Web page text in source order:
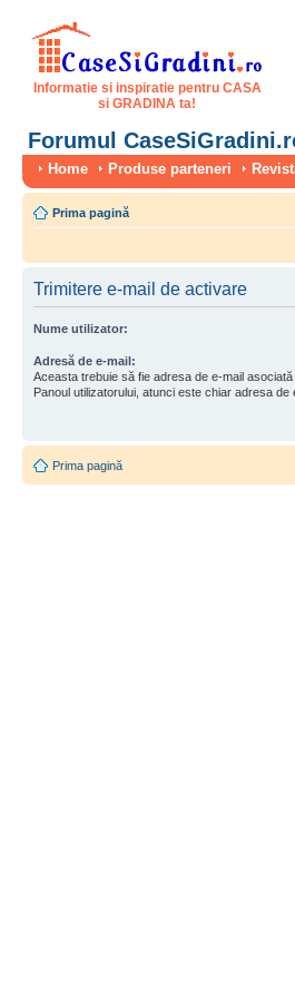
Informatie si inspiratie pentru CASA
si GRADINA ta!
Forumul
Home Produse parteneri
Prima pagină
Trimitere e-mail de activare
Nume utilizator:
Adresă de e-mail:
Aceasta trebuie să fie adresa de e-mail
Panoul utilizatorului, atunci este chiar adresa
Prima pagină